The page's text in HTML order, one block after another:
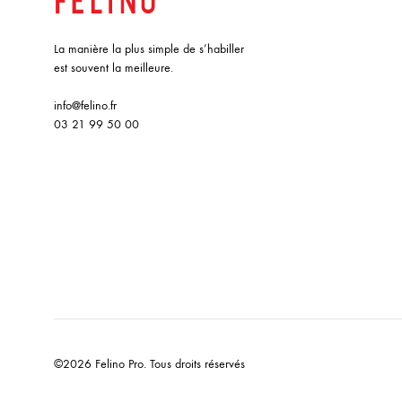
La manière la plus simple de s’habiller
est souvent la meilleure.
info@felino.fr
03 21 99 50 00
©2026 Felino Pro. Tous droits réservés